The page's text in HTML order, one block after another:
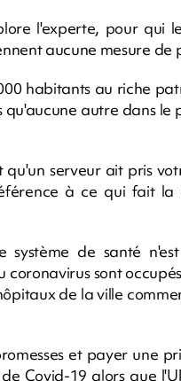
l'experte, pour qui
aucune mesure de
habitants au riche
autre dans le
serveur ait pris
à ce qui fait
de santé
sont
de la ville
et payer une
Covid-19 alors que